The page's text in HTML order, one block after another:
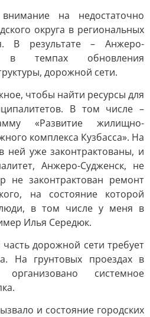
на недостаточно
округа в региональных
В результате – Анжеро-
в темпах обновления
дорожной сети.
чтобы найти ресурсы для
В том числе –
«Развитие жилищно-
комплекса Кузбасса». На
ней уже законтрактованы, и
Анжеро-Судженск, не
не законтрактован ремонт
на состояние которой
в том числе у меня в
Илья Середюк.
дорожной сети требует
На грунтовых проездах в
системное
и состояние городских